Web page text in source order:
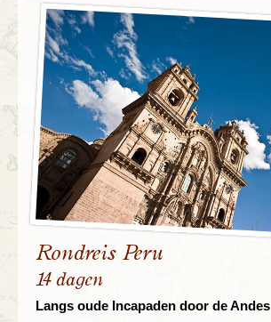
Rondreis Peru
14 dagen
Langs oude Incapaden door de Andes